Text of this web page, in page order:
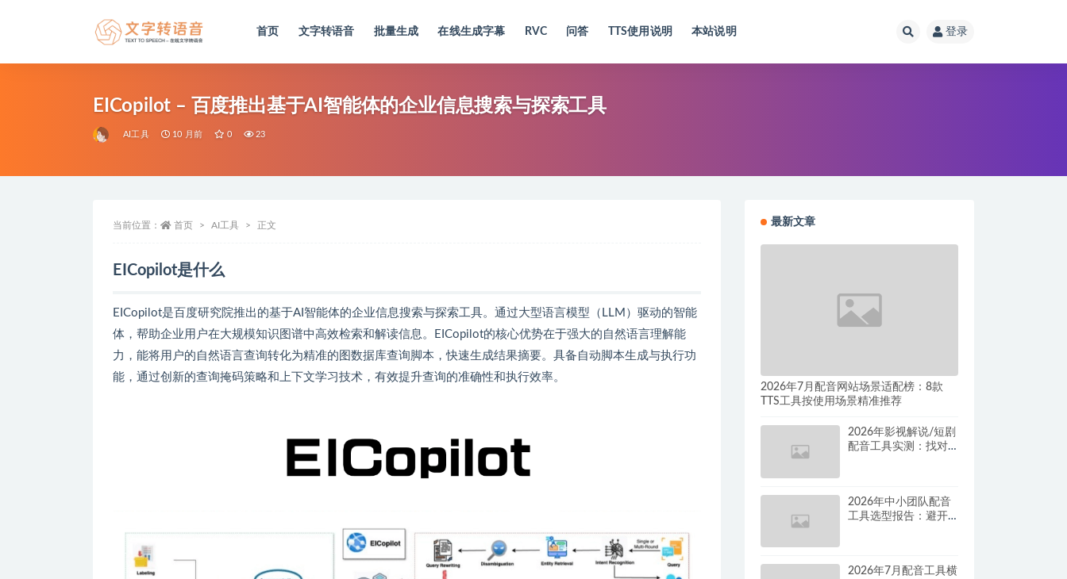
首页 文字转语音 批量生成 在线生成字幕 RVC 问答 TTS使用说明 本站说明 登录
EICopilot – 百度推出基于AI智能体的企业信息搜索与探索工具
AI工具 10 月前 0 23
当前位置： 首页 AI工具 正文
EICopilot是什么
EICopilot是百度研究院推出的基于AI智能体的企业信息搜索与探索工具。通过大型语言模型（LLM）驱动的智能
体，帮助企业用户在大规模知识图谱中高效检索和解读信息。EICopilot的核心优势在于强大的自然语言理解能
力，能将用户的自然语言查询转化为精准的图数据库查询脚本，快速生成结果摘要。具备自动脚本生成与执行功
能，通过创新的查询掩码策略和上下文学习技术，有效提升查询的准确性和执行效率。
最新文章
2026年7月配音网站场景适配榜：8款
TTS工具按使用场景精准推荐
2026年影视解说/短剧
配音工具实测：找对
2026年中小团队配音
工具选型报告：避开
2026年7月配音工具横